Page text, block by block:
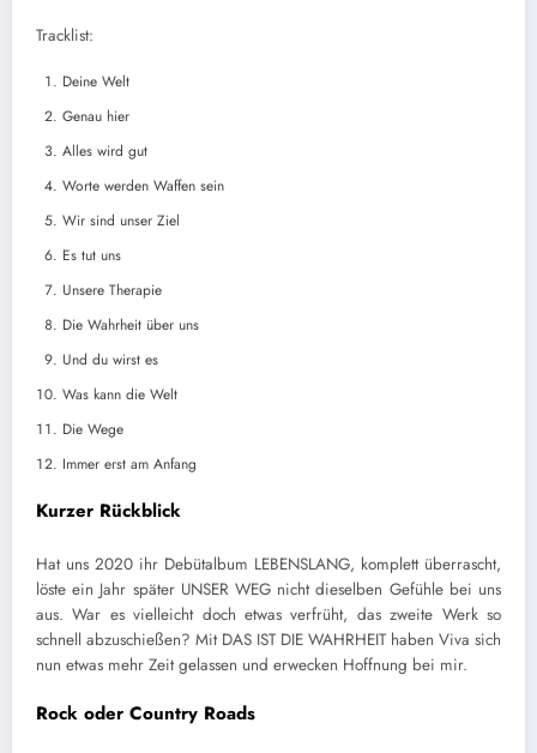
Tracklist:
Deine Welt
Genau hier
Alles wird gut
Worte werden Waffen sein
Wir sind unser Ziel
Es tut uns
Unsere Therapie
Die Wahrheit über uns
Und du wirst es
Was kann die Welt
Die Wege
Immer erst am Anfang
Kurzer Rückblick
Hat uns 2020 ihr Debütalbum LEBENSLANG, komplett überrascht,
löste ein Jahr später UNSER WEG nicht dieselben Gefühle bei uns
aus. War es vielleicht doch etwas verfrüht, das zweite Werk so
schnell abzuschießen? Mit DAS IST DIE WAHRHEIT haben Viva sich
nun etwas mehr Zeit gelassen und erwecken Hoffnung bei mir.
Rock oder Country Roads